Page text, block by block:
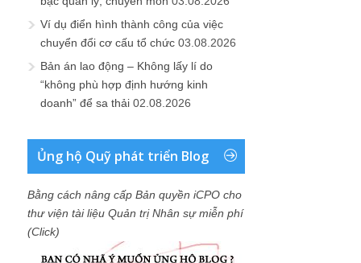
Ví dụ điển hình thành công của việc
chuyển đổi cơ cấu tổ chức 03.08.2026
Bản án lao động – Không lấy lí do
“không phù hợp định hướng kinh
doanh” để sa thải 02.08.2026
Ủng hộ Quỹ phát triển Blog
Bằng cách nâng cấp Bản quyền iCPO cho
thư viện tài liệu Quản trị Nhân sự miễn phí
(Click)